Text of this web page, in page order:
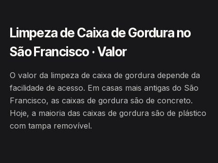
Limpeza de Caixa de Gordura no
São Francisco · Valor
O valor da limpeza de caixa de gordura depende da
facilidade de acesso. Em casas mais antigas do São
Francisco, as caixas de gordura são de concreto.
Hoje, a maioria das caixas de gordura são de plástico
com tampa removível.